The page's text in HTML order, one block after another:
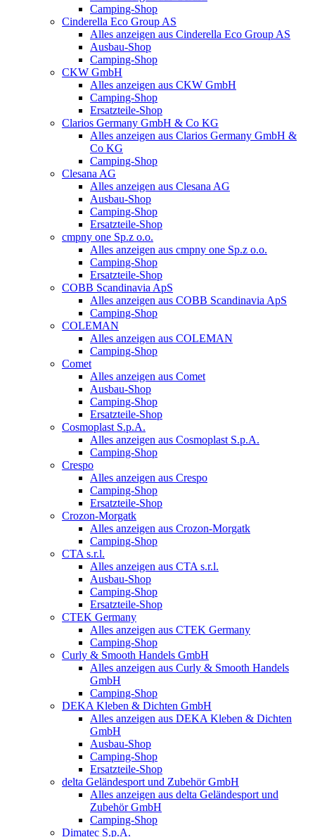
Camping-Shop
Cinderella Eco Group AS
Alles anzeigen aus Cinderella Eco Group AS
Ausbau-Shop
Camping-Shop
CKW GmbH
Alles anzeigen aus CKW GmbH
Camping-Shop
Ersatzteile-Shop
Clarios Germany GmbH & Co KG
Alles anzeigen aus Clarios Germany GmbH &
Co KG
Camping-Shop
Clesana AG
Alles anzeigen aus Clesana AG
Ausbau-Shop
Camping-Shop
Ersatzteile-Shop
cmpny one Sp.z o.o.
Alles anzeigen aus cmpny one Sp.z o.o.
Camping-Shop
Ersatzteile-Shop
COBB Scandinavia ApS
Alles anzeigen aus COBB Scandinavia ApS
Camping-Shop
COLEMAN
Alles anzeigen aus COLEMAN
Camping-Shop
Comet
Alles anzeigen aus Comet
Ausbau-Shop
Camping-Shop
Ersatzteile-Shop
Cosmoplast S.p.A.
Alles anzeigen aus Cosmoplast S.p.A.
Camping-Shop
Crespo
Alles anzeigen aus Crespo
Camping-Shop
Ersatzteile-Shop
Crozon-Morgatk
Alles anzeigen aus Crozon-Morgatk
Camping-Shop
CTA s.r.l.
Alles anzeigen aus CTA s.r.l.
Ausbau-Shop
Camping-Shop
Ersatzteile-Shop
CTEK Germany
Alles anzeigen aus CTEK Germany
Camping-Shop
Curly & Smooth Handels GmbH
Alles anzeigen aus Curly & Smooth Handels
GmbH
Camping-Shop
DEKA Kleben & Dichten GmbH
Alles anzeigen aus DEKA Kleben & Dichten
GmbH
Ausbau-Shop
Camping-Shop
Ersatzteile-Shop
delta Geländesport und Zubehör GmbH
Alles anzeigen aus delta Geländesport und
Zubehör GmbH
Camping-Shop
Dimatec S.p.A.